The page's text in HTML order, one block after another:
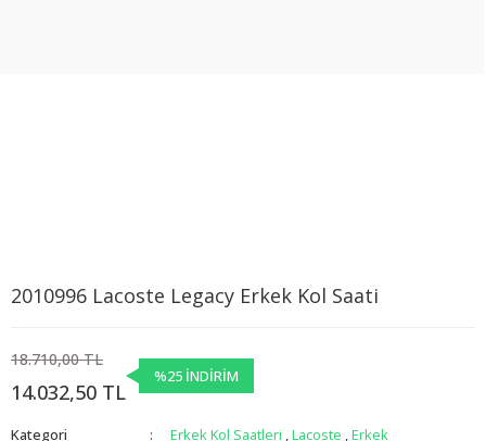
2010996 Lacoste Legacy Erkek Kol Saati
18.710,00 TL
14.032,50 TL
%25 İNDİRİM
Kategori Erkek Kol Saatleri ,Lacoste ,Erkek